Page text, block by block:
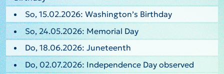
So, 15.02.2026: Washington’s Birthday
So, 24.05.2026: Memorial Day
Do, 18.06.2026: Juneteenth
Do, 02.07.2026: Independence Day observed